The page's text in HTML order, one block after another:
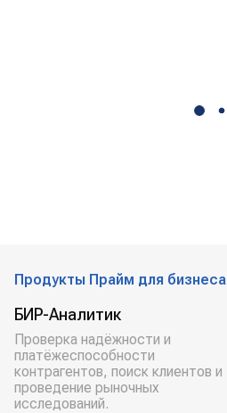
Продукты Прайм для бизнеса
БИР-Аналитик
Проверка надёжности и
платёжеспособности
контрагентов, поиск клиентов и
проведение рыночных
исследований.